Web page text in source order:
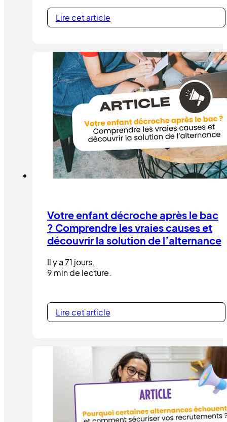
Lire cet article
Votre enfant décroche après le bac
? Comprendre les vraies causes et
découvrir la solution de l’alternance
Il y a 71 jours.
9 min de lecture.
Lire cet article